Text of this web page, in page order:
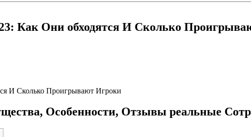
Как Они обходятся И Сколько
И Сколько Проигрывают Игроки
Особенности, Отзывы реальные